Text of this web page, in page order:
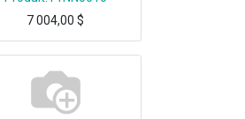
7 004,00 $